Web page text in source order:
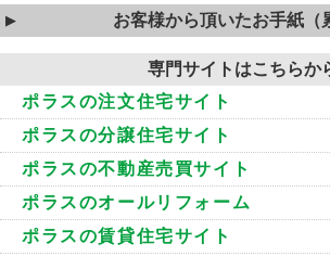
お客様から頂いたお手紙（
専門サイトはこちらか
ポラスの注文住宅サイト
ポラスの分譲住宅サイト
ポラスの不動産売買サイト
ポラスのオールリフォーム
ポラスの賃貸住宅サイト